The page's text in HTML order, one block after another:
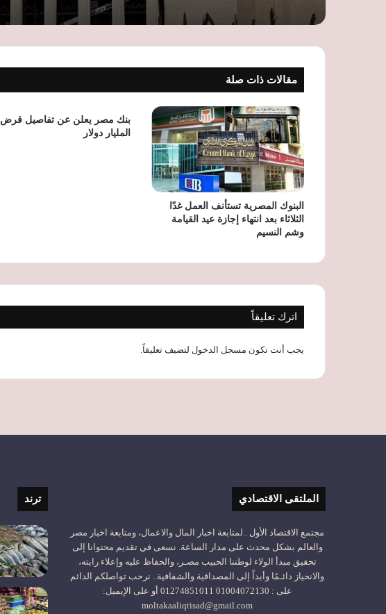
مقالات ذات صلة
البنوك المصرية تستأنف العمل غدًا
الثلاثاء بعد انتهاء إجازة عيد القيامة
وشم النسيم
بنك مصر يعلن عن تفاصيل قرض
المليار دولار
اترك تعليقاً
يجب أنت تكون مسجل الدخول لتضيف تعليقاً.
الملتقى الاقتصادي
مجتمع الاقتصاد الأول ..لمتابعة اخبار المال والاعمال، ومتابعة اخبار مصر
والعالم بشكل محدث على مدار الساعة. نسعى في تقديم محتوانا إلى
تحقيق مبدأ الولاء لوطننا الحبيب مصـر، والحفاظ عليه وإعلاء رايته،
والانحياز دائـمًا وأبداً إلى المصداقية والشفافية.. نرحب تواصلكم الدائم
على : 01004072130 01274851011 أو على الإيميل:
moltakaaliqtisad@gmail.com
ترند